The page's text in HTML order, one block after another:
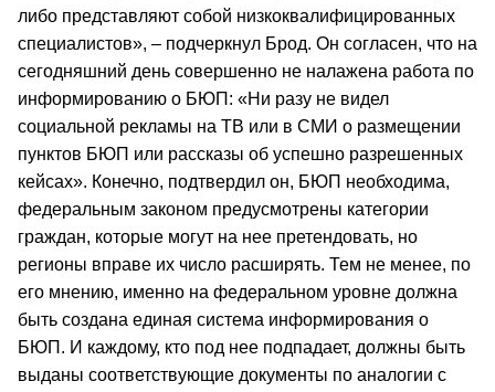
либо представляют собой низкоквалифицированных
специалистов», – подчеркнул Брод. Он согласен, что на
сегодняшний день совершенно не налажена работа по
информированию о БЮП: «Ни разу не видел
социальной рекламы на ТВ или в СМИ о размещении
пунктов БЮП или рассказы об успешно разрешенных
кейсах». Конечно, подтвердил он, БЮП необходима,
федеральным законом предусмотрены категории
граждан, которые могут на нее претендовать, но
регионы вправе их число расширять. Тем не менее, по
его мнению, именно на федеральном уровне должна
быть создана единая система информирования о
БЮП. И каждому, кто под нее подпадает, должны быть
выданы соответствующие документы по аналогии с